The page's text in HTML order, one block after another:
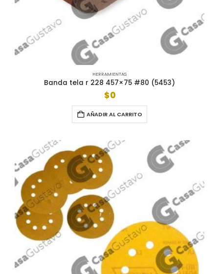
HERRAMIENTAS
Banda tela r 228 457×75 #80 (5453)
$0
AÑADIR AL CARRITO